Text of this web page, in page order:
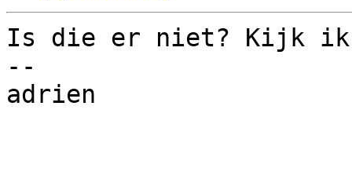
Is die er niet? Kijk ik
--
adrien